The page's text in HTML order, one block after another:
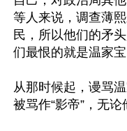
等人来说，调查薄
民，所以他们的矛
们最恨的就是温家宝
从那时候起，谩骂
被骂作“影帝”，无论